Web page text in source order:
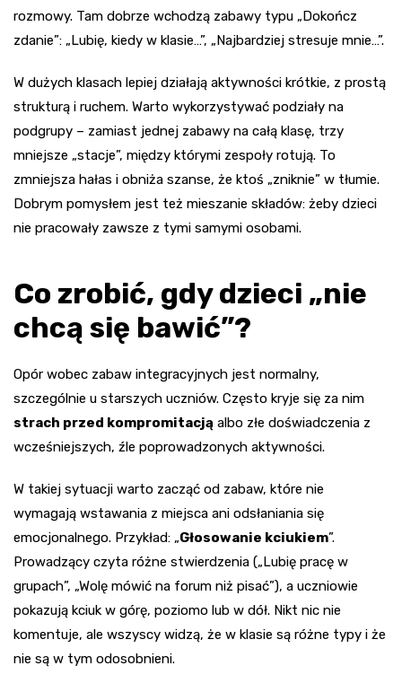
rozmowy. Tam dobrze wchodzą zabawy typu „Dokończ
zdanie”: „Lubię, kiedy w klasie…”, „Najbardziej stresuje mnie…”.
W dużych klasach lepiej działają aktywności krótkie, z prostą
strukturą i ruchem. Warto wykorzystywać podziały na
podgrupy – zamiast jednej zabawy na całą klasę, trzy
mniejsze „stacje”, między którymi zespoły rotują. To
zmniejsza hałas i obniża szanse, że ktoś „zniknie” w tłumie.
Dobrym pomysłem jest też mieszanie składów: żeby dzieci
nie pracowały zawsze z tymi samymi osobami.
Co zrobić, gdy dzieci „nie
chcą się bawić”?
Opór wobec zabaw integracyjnych jest normalny,
szczególnie u starszych uczniów. Często kryje się za nim
strach przed kompromitacją albo złe doświadczenia z
wcześniejszych, źle poprowadzonych aktywności.
W takiej sytuacji warto zacząć od zabaw, które nie
wymagają wstawania z miejsca ani odsłaniania się
emocjonalnego. Przykład: „Głosowanie kciukiem”.
Prowadzący czyta różne stwierdzenia („Lubię pracę w
grupach”, „Wolę mówić na forum niż pisać”), a uczniowie
pokazują kciuk w górę, poziomo lub w dół. Nikt nic nie
komentuje, ale wszyscy widzą, że w klasie są różne typy i że
nie są w tym odosobnieni.